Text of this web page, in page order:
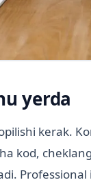
yerda
kerak.
kod,